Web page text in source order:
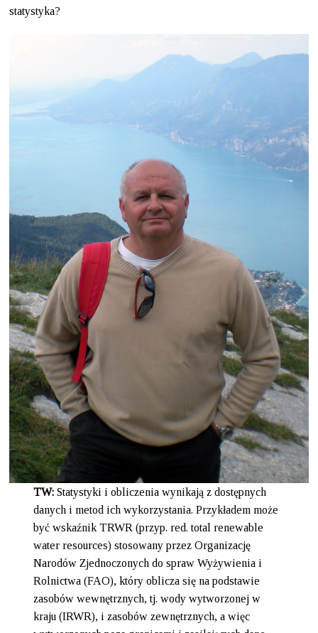
statystyka?
TW: Statystyki i obliczenia wynikają z dostępnych
danych i metod ich wykorzystania. Przykładem może
być wskaźnik TRWR (przyp. red. total renewable
water resources) stosowany przez Organizację
Narodów Zjednoczonych do spraw Wyżywienia i
Rolnictwa (FAO), który oblicza się na podstawie
zasobów wewnętrznych, tj. wody wytworzonej w
kraju (IRWR), i zasobów zewnętrznych, a więc